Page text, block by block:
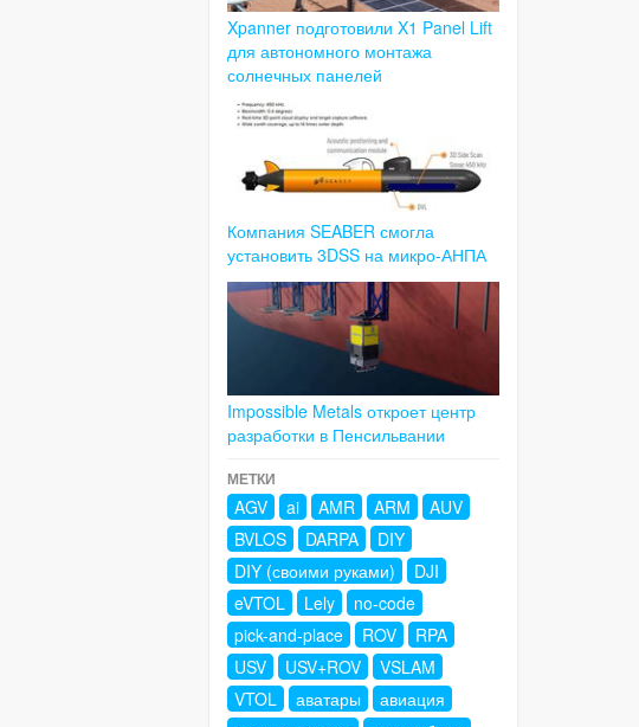
Xpanner подготовили X1 Panel Lift
для автономного монтажа
солнечных панелей
Компания SEABER смогла
установить 3DSS на микро-АНПА
Impossible Metals откроет центр
разработки в Пенсильвании
МЕТКИ
AGV ai AMR ARM
AUV
BVLOS
DARPA
DIY
DIY (своими руками)
DJI
eVTOL
Lely
no-code
pick-and-place
ROV
RPA
USV
USV+ROV
VSLAM
VTOL
аватары
авиация